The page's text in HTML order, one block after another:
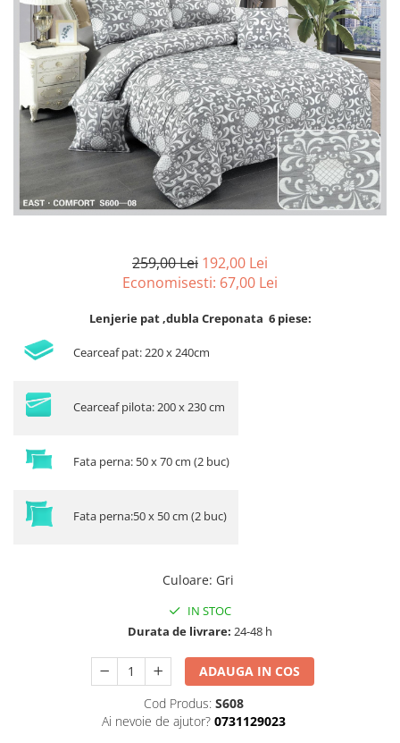
Lenjerii de pat Bumbac Poplin
Lenjerii de pat Catifea
Lenjerii de pat Damasc
Lenjerii de pat Finet + 2 Draperii
Lenjerii de pat Finet cu PLIURI
Lenjerii de pat finet Home
Lenjerii de pat Saten 4 piese cu
elastic
259,00 Lei 192,00 Lei
Economisesti: 67,00 Lei
Lenjerie pat ,dubla Creponata 6 piese:
Cearceaf pat: 220 x 240cm
Cearceaf pilota: 200 x 230 cm
Fata perna: 50 x 70 cm (2 buc)
Fata perna:50 x 50 cm (2 buc)
Culoare: Gri
IN STOC
Durata de livrare: 24-48 h
ADAUGA IN COS
Cod Produs: S608
Ai nevoie de ajutor? 0731129023